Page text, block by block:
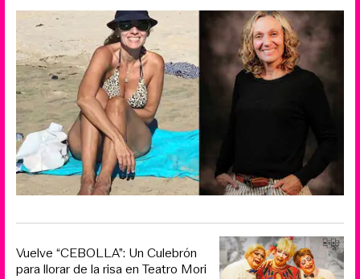
Vuelve “CEBOLLA”: Un Culebrón
para llorar de la risa en Teatro Mori